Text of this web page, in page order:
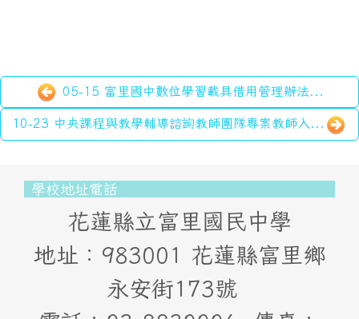
05-15 富里國中數位學習載具借用管理辦法...
10-23 中央課程與教學輔導諮詢教師團隊專案教師入...
頁尾區域內容
學校地址電話
花蓮縣立富里國民中學
地址：983001 花蓮縣富里鄉
永安街173號